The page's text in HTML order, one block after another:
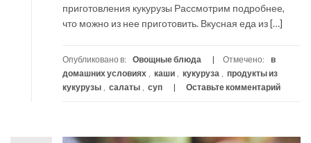
приготовления кукурузы Рассмотрим подробнее,
что можно из нее приготовить. Вкусная еда из […]
Опубликовано в: Овощные блюда Отмечено:
в
домашних условиях , каши , кукуруза , продукты из
кукурузы , салаты , суп Оставьте комментарий